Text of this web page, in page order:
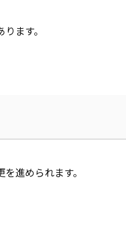
ます。
進められます。